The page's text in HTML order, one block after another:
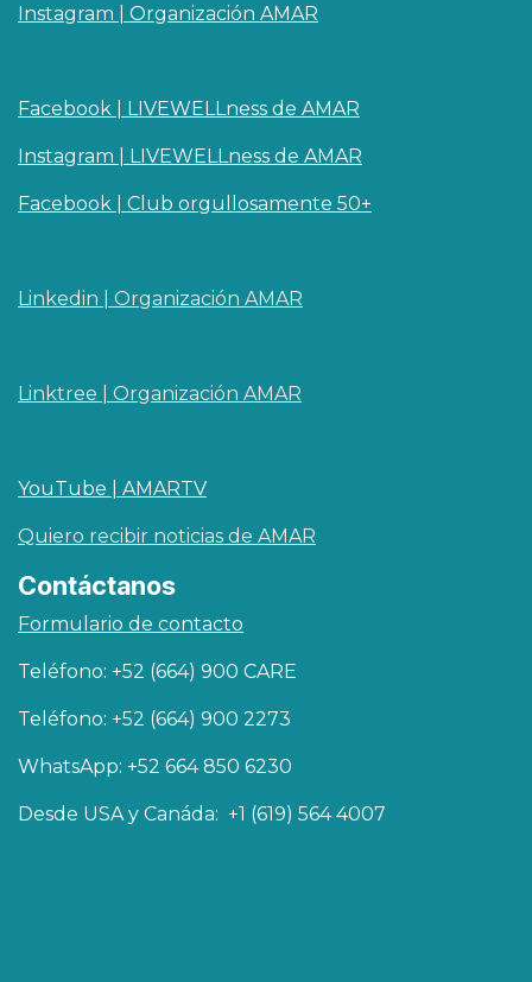
Instagram | Organización AMAR
Facebook | LIVEWELLness de AMAR
Instagram | LIVEWELLness de AMAR
Facebook | Club orgullosamente 50+
Linkedin | O​rganización AMAR
Linktree | Organización AMAR
YouTube | AMARTV
Quiero recibir noticias de AMAR
Contáctanos
Formulario de contacto
Teléfono: +52 (664) 900 CARE
Teléfono: +52 (664) 900 2273
WhatsApp: +52 664 850 6230
Desde USA y Canáda: +1 (619) 564 4007